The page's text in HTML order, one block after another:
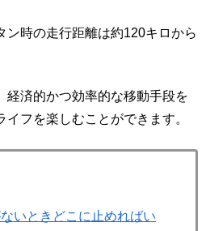
ン時の走行距離は約120キロから
経済的かつ効率的な移動手段を
フを楽しむことができます。
いときどこに止めればい